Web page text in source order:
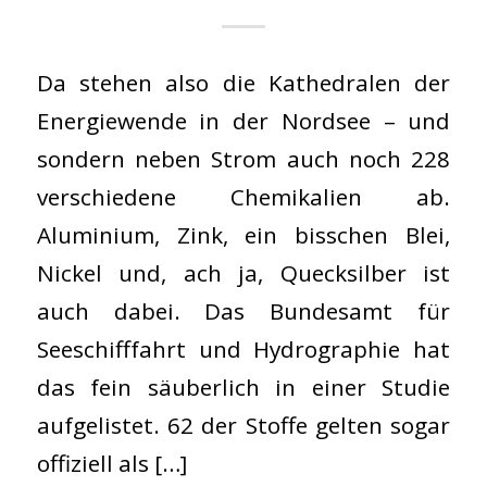
Da stehen also die Kathedralen der
Energiewende in der Nordsee – und
sondern neben Strom auch noch 228
verschiedene Chemikalien ab.
Aluminium, Zink, ein bisschen Blei,
Nickel und, ach ja, Quecksilber ist
auch dabei. Das Bundesamt für
Seeschifffahrt und Hydrographie hat
das fein säuberlich in einer Studie
aufgelistet. 62 der Stoffe gelten sogar
offiziell als […]